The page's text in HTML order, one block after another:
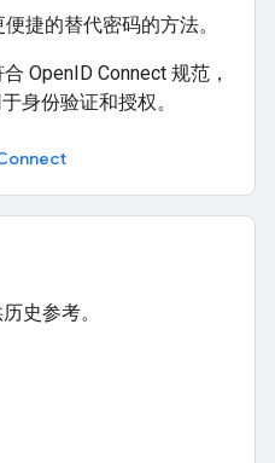
捷的替代密码的方法。
OpenID Connect 规范，
身份验证和授权。
史参考。